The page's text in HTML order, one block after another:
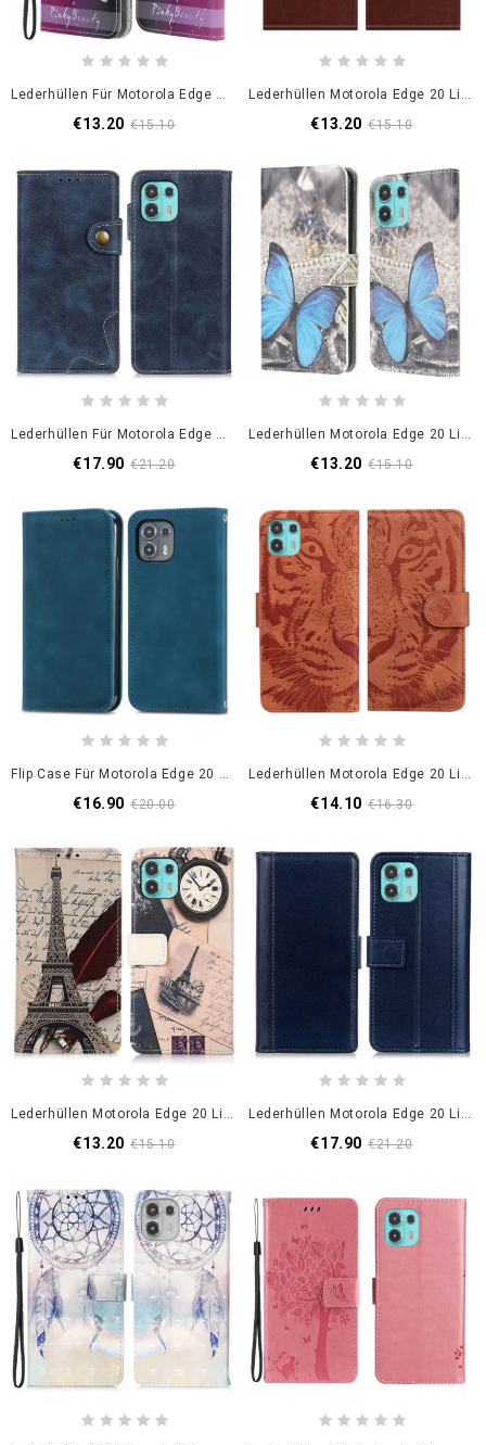
Lederhüllen Für Motorola Edge 20 Lite Riemchenlibellen
€13.20 €15.10
Lederhüllen Motorola Edge 20 Lite Handyhülle Falten
€13.20 €15.10
Lederhüllen Für Motorola Edge 20 Lite Künstlerische Knöpfe Und Nähte
€17.90 €21.20
Lederhüllen Motorola Edge 20 Lite Blauer Schmetterling
€13.20 €15.10
Flip Case Für Motorola Edge 20 Lite Hautberührung
€16.90 €20.00
Lederhüllen Motorola Edge 20 Lite Tigergesichtsdruck
€14.10 €16.30
Lederhüllen Motorola Edge 20 Lite Handyhülle Eiffelturm Des Dichters
€13.20 €15.10
Lederhüllen Motorola Edge 20 Lite Handyhülle Style Leder
€17.90 €21.20